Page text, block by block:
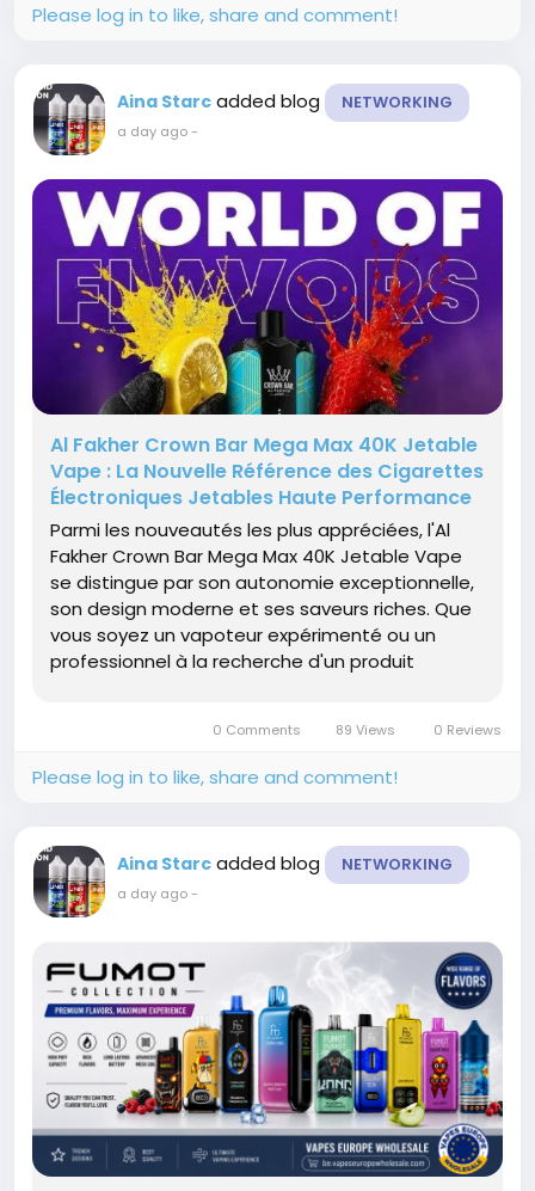
Please log in to like, share and comment!
Aina Starc added blog NETWORKING
a day ago-
Al Fakher Crown Bar Mega Max 40K Jetable
Vape : La Nouvelle Référence des Cigarettes
Électroniques Jetables Haute Performance
Parmi les nouveautés les plus appréciées, l'Al
Fakher Crown Bar Mega Max 40K Jetable Vape
se distingue par son autonomie exceptionnelle,
son design moderne et ses saveurs riches. Que
vous soyez un vapoteur expérimenté ou un
professionnel à la recherche d'un produit
0 Comments 89 Views 0 Reviews
Please log in to like, share and comment!
Aina Starc added blog NETWORKING
a day ago-